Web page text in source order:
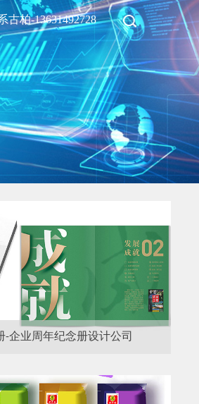
古柏-13631492728
-企业周年纪念册设计公司